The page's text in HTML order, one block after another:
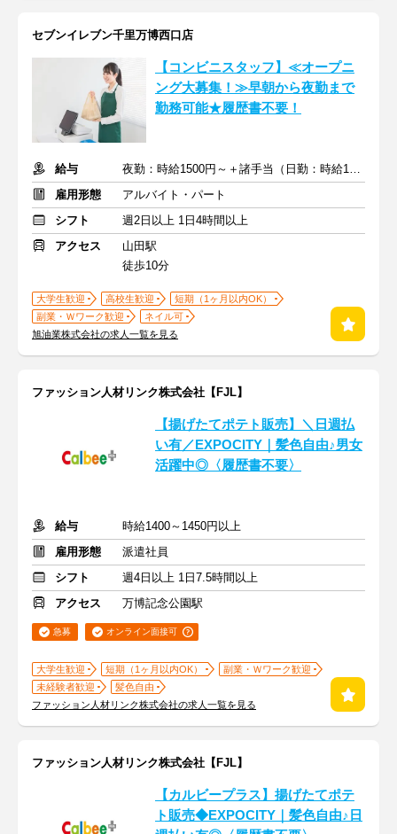
セブンイレブン千里万博西口店
【コンビニスタッフ】≪オープニ
ング大募集！≫早朝から夜勤まで
勤務可能★履歴書不要！
給与
夜勤：時給1500円～＋諸手当（日勤：時給1200～1300円＋諸手当）
雇用形態
アルバイト・パート
シフト
週2日以上 1日4時間以上
アクセス
山田駅
徒歩10分
大学生歓迎 高校生歓迎
短期（1ヶ月以内OK）
副業・Ｗワーク歓迎
ネイル可
旭油業株式会社の求人一覧を見る
ファッション人材リンク株式会社【FJL】
【揚げたてポテト販売】＼日週払
い有／EXPOCITY｜髪色自由♪男女
活躍中◎〈履歴書不要〉
給与
時給1400～1450円以上
雇用形態
派遣社員
シフト
週4日以上 1日7.5時間以上
アクセス
万博記念公園駅
急募 オンライン面接可
大学生歓迎 短期（1ヶ月以内OK）
副業・Ｗワーク歓迎
未経験者歓迎
髪色自由
ファッション人材リンク株式会社の求人一覧を見る
ファッション人材リンク株式会社【FJL】
【カルビープラス】揚げたてポテ
ト販売◆EXPOCITY｜髪色自由♪日